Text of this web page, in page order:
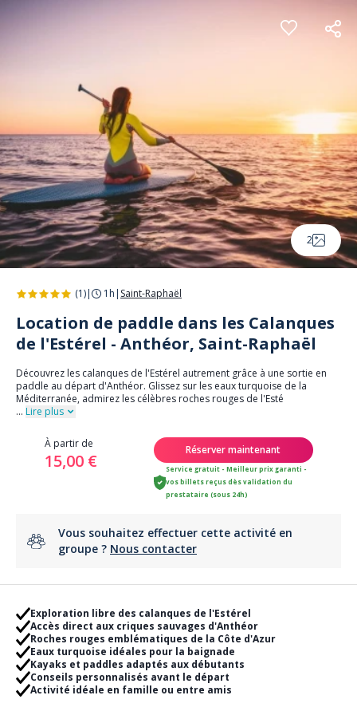
Panneau de gestion des cookies
2
(1)| 1h | Saint-Raphaël
Location de paddle dans les Calanques
de l'Estérel - Anthéor, Saint-Raphaël
Découvrez les calanques de l'Estérel autrement grâce à une sortie en
paddle au départ d'Anthéor. Glissez sur les eaux turquoise de la
Méditerranée, admirez les célèbres roches rouges de l'Esté
... Lire plus
À partir de
15,00 €
Réserver maintenant
Service gratuit - Meilleur prix garanti -
vos billets reçus dès validation du
prestataire (sous 24h)
Vous souhaitez effectuer cette activité en
groupe ? Nous contacter
Exploration libre des calanques de l'Estérel
Accès direct aux criques sauvages d'Anthéor
Roches rouges emblématiques de la Côte d'Azur
Eaux turquoise idéales pour la baignade
Kayaks et paddles adaptés aux débutants
Conseils personnalisés avant le départ
Activité idéale en famille ou entre amis